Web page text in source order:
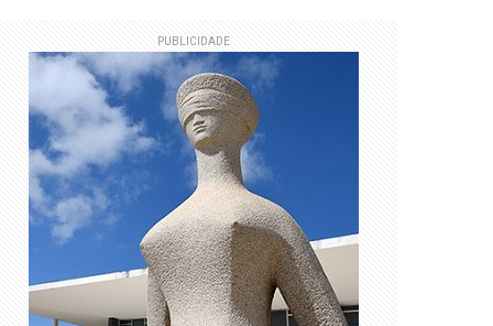
Pix
e revisão de emendas
no ABC
PUBLICIDADE